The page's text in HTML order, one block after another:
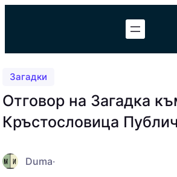
Загадки
Отговор на Загадка
Кръстословица
Duma·